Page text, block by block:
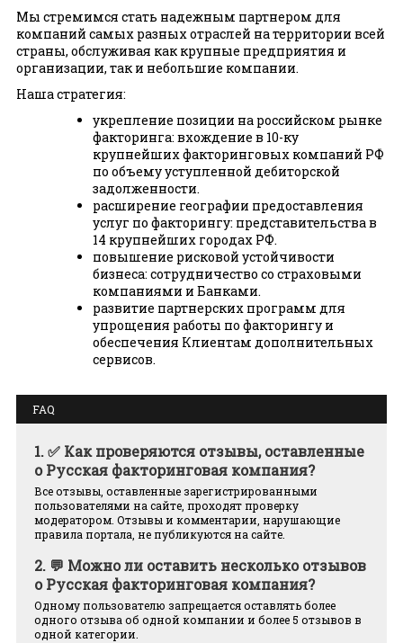
Мы стремимся стать надежным партнером для
компаний самых разных отраслей на территории всей
страны, обслуживая как крупные предприятия и
организации, так и небольшие компании.
Наша стратегия:
укрепление позиции на российском рынке
факторинга: вхождение в 10-ку
крупнейших факторинговых компаний РФ
по объему уступленной дебиторской
задолженности.
расширение географии предоставления
услуг по факторингу: представительства в
14 крупнейших городах РФ.
повышение рисковой устойчивости
бизнеса: сотрудничество со страховыми
компаниями и Банками.
развитие партнерских программ для
упрощения работы по факторингу и
обеспечения Клиентам дополнительных
сервисов.
FAQ
1.✅ Как проверяются отзывы, оставленные
о Русская факторинговая компания?
Все отзывы, оставленные зарегистрированными
пользователями на сайте, проходят проверку
модератором. Отзывы и комментарии, нарушающие
правила портала, не публикуются на сайте.
2. 💬 Можно ли оставить несколько отзывов
о Русская факторинговая компания?
Одному пользователю запрещается оставлять более
одного отзыва об одной компании и более 5 отзывов в
одной категории.